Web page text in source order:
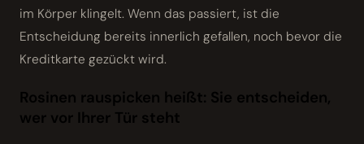
im Körper klingelt. Wenn das passiert, ist die
Entscheidung bereits innerlich gefallen, noch bevor die
Kreditkarte gezückt wird.
Rosinen rauspicken heißt: Sie entscheiden,
wer vor Ihrer Tür steht